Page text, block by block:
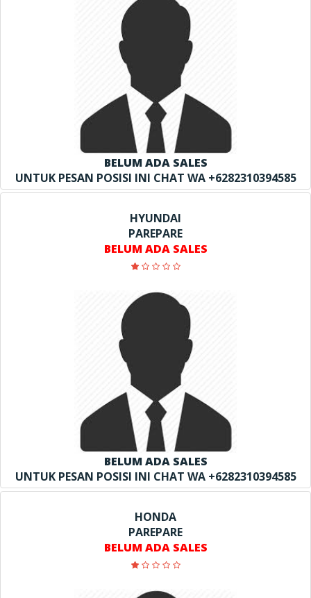
BELUM ADA SALES
UNTUK PESAN POSISI INI CHAT WA +6282310394585
HYUNDAI
PAREPARE
BELUM ADA SALES
BELUM ADA SALES
UNTUK PESAN POSISI INI CHAT WA +6282310394585
HONDA
PAREPARE
BELUM ADA SALES